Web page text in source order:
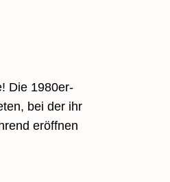
Die 1980er-
bei der ihr
eröffnen